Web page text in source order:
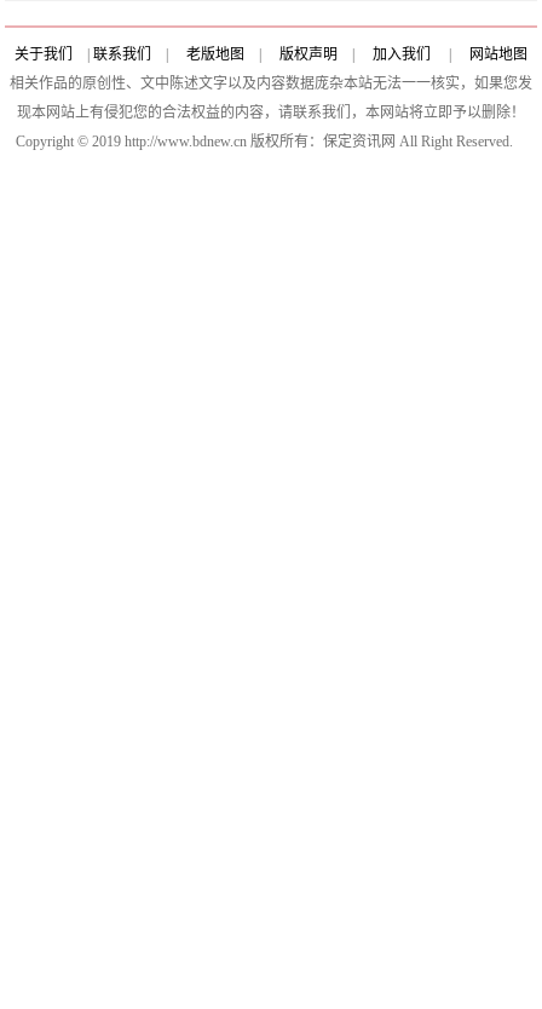
关于我们 联系我们 老版地图 版权声明 加入我们
网站地图
相关作品的原创性、文中陈述文字以及内容数据庞杂本站无法一一核实，如果您发
现本网站上有侵犯您的合法权益的内容，请联系我们，本网站将立即予以删除！
Copyright © 2019 http://www.bdnew.cn 版权所有：保定资讯网 All Right Reserved.